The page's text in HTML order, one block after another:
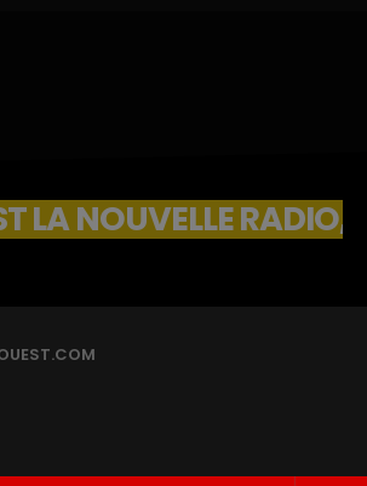
LA NOUVELLE RADIO,